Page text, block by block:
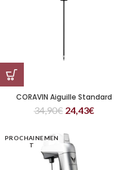
CORAVIN Aiguille Standard
34,90€ 24,43€
PROCHAINEMEN
T